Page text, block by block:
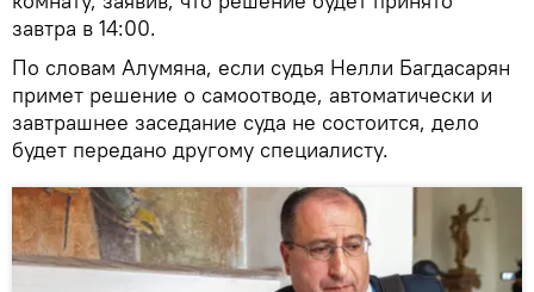
завтра в 14:00.
По словам Алумяна, если судья Нелли Багдасарян
примет решение о самоотводе, автоматически и
завтрашнее заседание суда не состоится, дело
будет передано другому специалисту.